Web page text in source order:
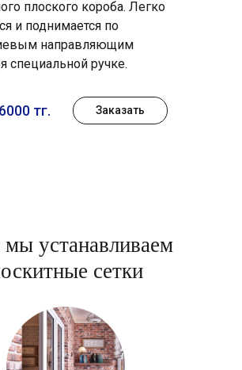
тг. Заказать
плоского короба. Легко
и поднимается по
направляющим
специальной ручке.
устанавливаем
сетки